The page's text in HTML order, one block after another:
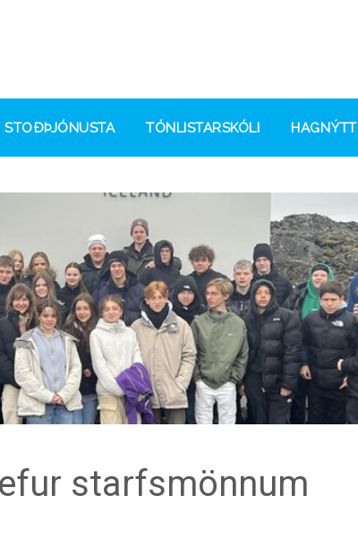
STOÐÞJÓNUSTA TÓNLISTARSKÓLI HAGNÝTT
starfsmönnum